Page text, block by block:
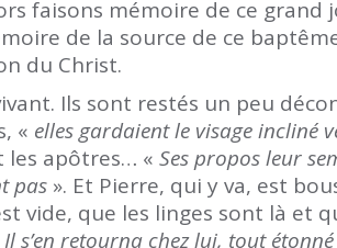
faisons mémoire de ce
de la source de ce
du Christ.
Ils sont restés un peu
« elles gardaient le visage incliné
les apôtres… «Ses propos leur
pas ». Et Pierre, qui y va, est
vide, que les linges sont là et
Il s’en retourna chez lui, tout